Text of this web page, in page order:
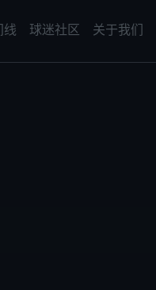
线 球迷社区 关于我们